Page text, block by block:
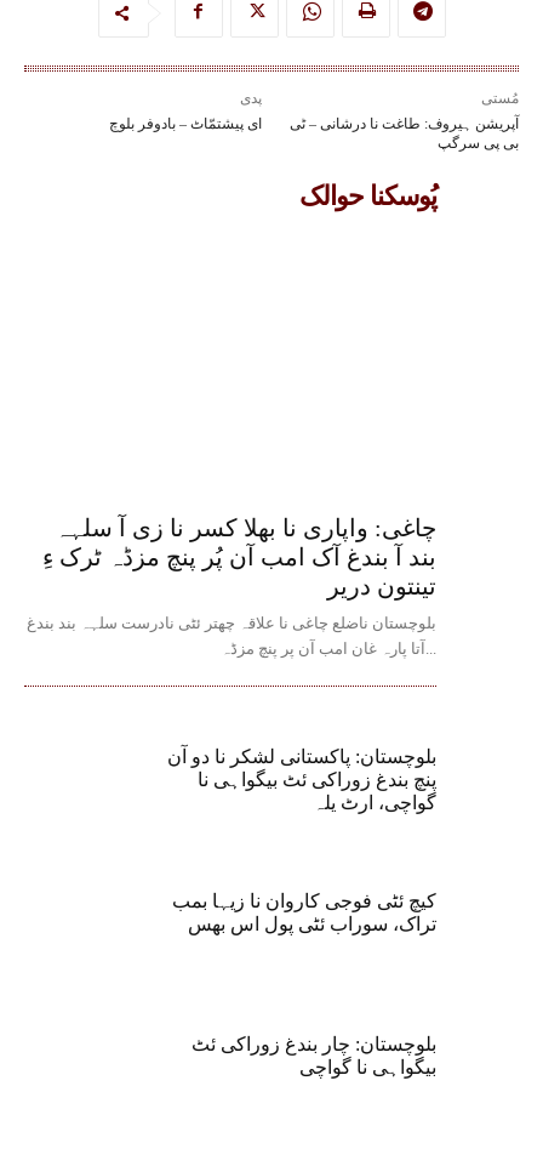
پدی
ای پیشتمّاٹ – بادوفر بلوچ
مُستی
آپریشن ہیروف: طاغت نا درشانی – ٹی
بی پی سرگپ
پُوسکنا حوالک
چاغی: واپاری نا بھلا کسر نا زی آ سلہہ
بند آ بندغ آک امب آن پُر پنچ مزڈہ ٹرک ءِ
تینتون دریر
بلوچستان ناضلع چاغی نا علاقہ چھتر ئٹی نادرست سلہہ بند بندغ
آتا پارہ غان امب آن پر پنچ مزڈہ...
بلوچستان: پاکستانی لشکر نا دو آن
پنچ بندغ زوراکی ئٹ بیگواہی نا
گواچی، ارٹ یلہ
کیچ ئٹی فوجی کاروان نا زیہا بمب
تراک، سوراب ئٹی پول اس بھس
بلوچستان: چار بندغ زوراکی ئٹ
بیگواہی نا گواچی